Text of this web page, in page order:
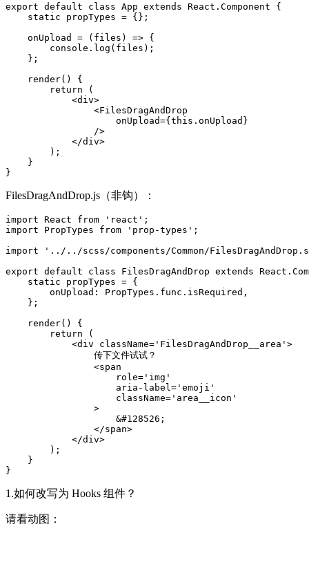
export default class App extends React.Component {
    static propTypes = {};
    onUpload = (files) => {
        console.log(files);
    };
    render() {
        return (
            <div>
                <FilesDragAndDrop
                    onUpload={this.onUpload}
                />
            </div>
        );
    }
}
FilesDragAndDrop.js（非钩）：
import React from 'react';
import PropTypes from 'prop-types';
import '../../scss/components/Common/
export default class FilesDragAndDrop extends
    static propTypes = {
        onUpload: PropTypes.func.isRequired,
    };
    render() {
        return (
            <div className='FilesDragAndDrop__area'>
                传下文件试试？
                <span
                    role='img'
                    aria-label='emoji'
                    className='area__icon'
                >
                    &#128526;
                </span>
            </div>
        );
    }
}
1.如何改写为 Hooks 组件？
请看动图：